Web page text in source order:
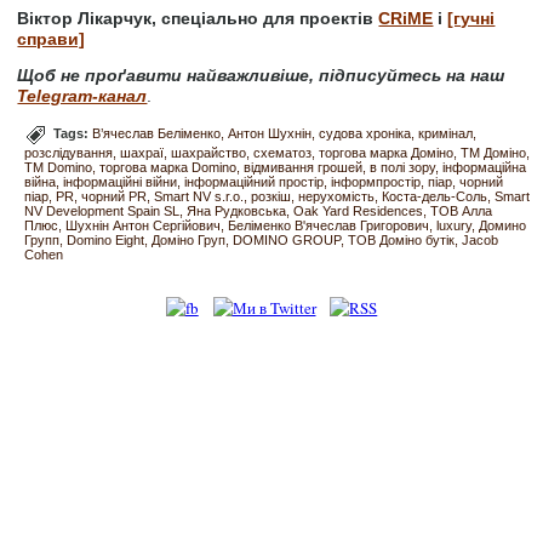
Віктор Лікарчук, спеціально для проектівCRiME і[гучні
справи]
Щоб не проґавити найважливіше, підписуйтесь на наш
Telegram-канал
Tags:В’ячеслав Беліменко Антон Шухнін судова хроніка кримінал
розслідування шахраї шахрайство схематоз торгова марка Доміно ТМ Доміно
TM Domino торгова марка Domino відмивання грошей в полі зору інформаційна
війна інформаційні війни інформаційний простір інформпростір піар чорний
піар PR чорний PR Smart NV s.r.o. розкіш нерухомість Коста-дель-Соль Smart
NV Development Spain SL
Яна Рудковська Oak Yard Residences
ТОВ Алла
Плюс
Шухнін Антон Сергійович Беліменко В'ячеслав Григорович luxury Домино
Групп Domino Eight Доміно Груп DOMINO GROUP ТОВ Доміно бутік Jacob
Cohen